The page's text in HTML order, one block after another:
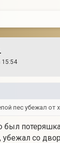
15:54
пес убежал от
был
со